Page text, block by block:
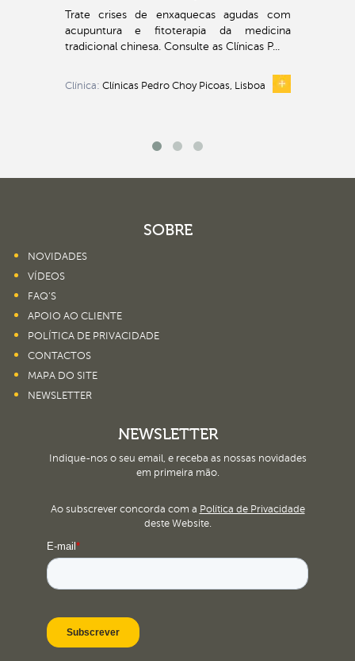
Trate crises de enxaquecas agudas com
acupuntura e fitoterapia da medicina
tradicional chinesa. Consulte as Clínicas P...
Clínica: Clínicas Pedro Choy Picoas, Lisboa
SOBRE
NOVIDADES
VÍDEOS
FAQ’S
APOIO AO CLIENTE
POLÍTICA DE PRIVACIDADE
CONTACTOS
MAPA DO SITE
NEWSLETTER
NEWSLETTER
Indique-nos o seu email, e receba as nossas novidades
em primeira mão.
Ao subscrever concorda com a Política de Privacidade
deste Website.